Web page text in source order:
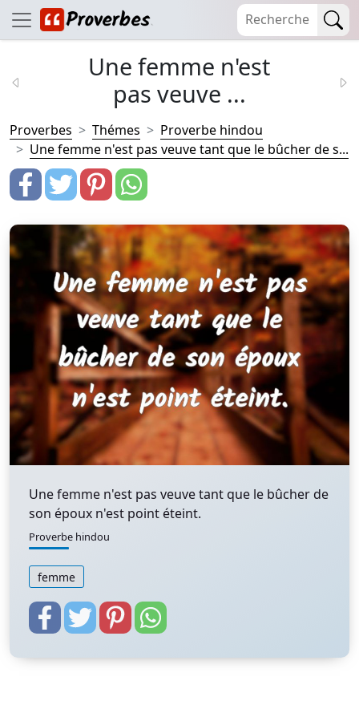
Une femme n'est
pas veuve ...
Proverbes Thémes
Proverbe hindou
Une femme n'est pas veuve tant que le bûcher de s...
Une femme n'est pas veuve tant que le bûcher de
son époux n'est point éteint.
Proverbe hindou
femme